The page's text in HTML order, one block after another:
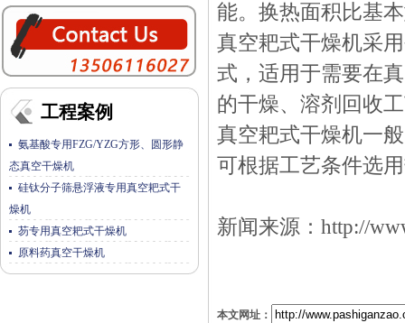
工程案例
氨基酸专用FZG/YZG方形、圆形静
态真空干燥机
硅钛分子筛悬浮液专用真空耙式干
燥机
芴专用真空耙式干燥机
原料药真空干燥机
能。换热面积比基
真空耙式干燥机采
式，适用于需要在
的干燥、溶剂回收
真空耙式干燥机一
可根据工艺条件选
新闻来源： http://
本文网址：